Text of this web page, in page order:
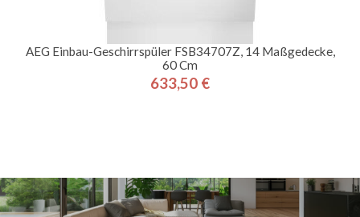
AEG Einbau-Geschirrspüler FSB34707Z, 14 Maßgedecke,
60 Cm
Preis
633,50 €